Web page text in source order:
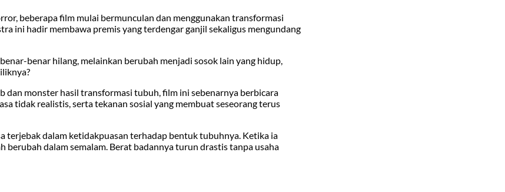
beberapa film mulai bermunculan dan menggunakan transformasi
ini hadir membawa premis yang terdengar ganjil sekaligus mengundang
benar hilang, melainkan berubah menjadi sosok lain yang hidup,
monster hasil transformasi tubuh, film ini sebenarnya berbicara
tidak realistis, serta tekanan sosial yang membuat seseorang terus
terjebak dalam ketidakpuasan terhadap bentuk tubuhnya. Ketika ia
dalam semalam. Berat badannya turun drastis tanpa usaha